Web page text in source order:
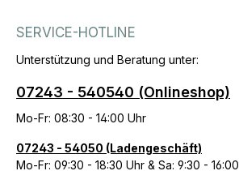
SERVICE-HOTLINE
Unterstützung und Beratung unter:
07243 - 540540 (Onlineshop)
Mo-Fr: 08:30 - 14:00 Uhr
07243 - 54050 (Ladengeschäft)
Mo-Fr: 09:30 - 18:30 Uhr & Sa: 9:30 - 16:00